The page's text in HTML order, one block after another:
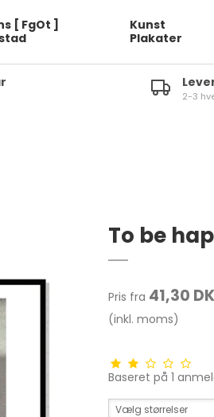
[ FgOt ]
Kunst
Plakater
2-3
To be
Pris fra 41,30
(inkl. moms)
Baseret på 1
Vælg størrelser